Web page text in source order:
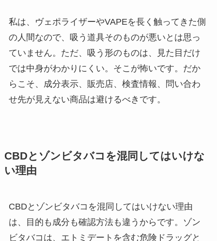
私は、ヴェポライザーやVAPEを長く触ってきた側
の人間なので、吸う道具そのものが悪いとは思っ
ていません。ただ、吸う形のものは、見た目だけ
では中身がわかりにくい。そこが怖いです。だか
らこそ、成分表示、販売店、検査情報、問い合わ
せ先が見えない商品は避けるべきです。
CBDとゾンビタバコを混同してはいけな
い理由
CBDとゾンビタバコを混同してはいけない理由
は、目的も成分も確認方法も違うからです。ゾン
ビタバコは、エトミデートを含む危険ドラッグと